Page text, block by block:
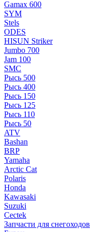
Gamax 600
SYM
Stels
ОDЕS
HISUN Striker
Jumbo 700
Jam 100
SMC
Рысь 500
Рысь 400
Рысь 150
Рысь 125
Рысь 110
Рысь 50
ATV
Bashan
BRP
Yamaha
Arctic Cat
Polaris
Honda
Kawasaki
Suzuki
Cectek
Запчасти для снегоходов